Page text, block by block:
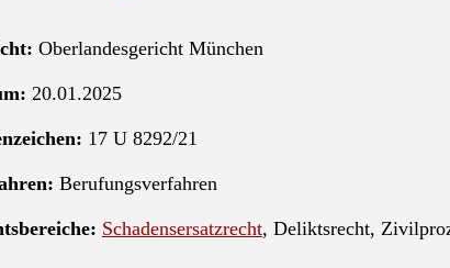
Oberlandesgericht München
20.01.2025
17 U 8292/21
Berufungsverfahren
Schadensersatzrecht, Deliktsrecht,